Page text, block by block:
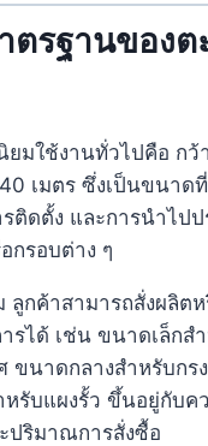
รฐานของต
มใช้งานทั่วไปคือ กว้
เมตร ซึ่งเป็นขนาด
ติดตั้ง และการนำไป
กรอบต่าง ๆ
ลูกค้าสามารถสั่งผลิต
รได้ เช่น ขนาดเล็กส
ขนาดกลางสำหรับกร
รับแผงรั้ว ขึ้นอยู่กับค
ปริมาณการสั่งซื้อ